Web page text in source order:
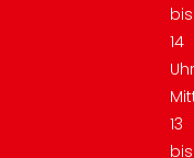
bis
14
Uhr
13
bis